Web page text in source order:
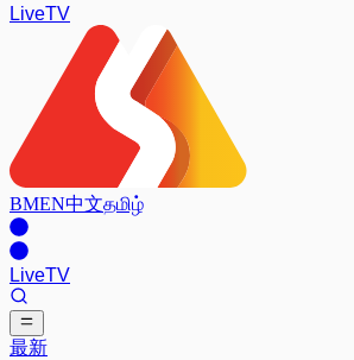
LiveTV
BMEN中文தமிழ்
LiveTV
最新